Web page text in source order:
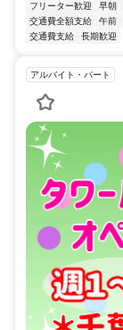
フリーター歓迎
早朝
交通費全額支給
午前
交通費支給
長期歓迎
アルバイト・パート